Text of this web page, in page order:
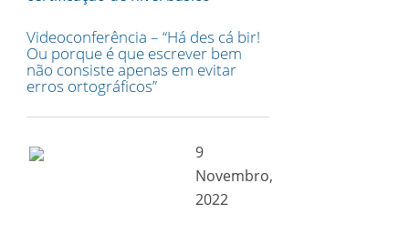
Videoconferência – “Há des cá bir!
Ou porque é que escrever bem
não consiste apenas em evitar
erros ortográficos”
9
Novembro,
2022